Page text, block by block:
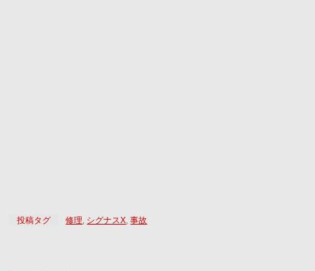
投稿タグ 修理 シグナスX ,事故